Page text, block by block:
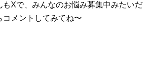
もXで、みんなのお悩み募集中みたいだ
メントしてみてね〜